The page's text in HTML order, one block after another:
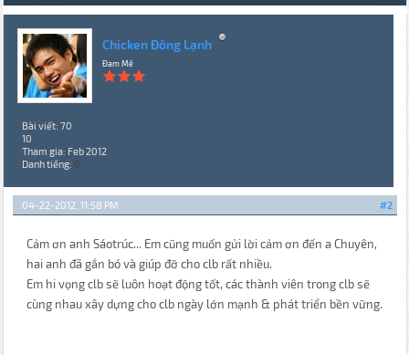
Chicken Đông Lạnh
Đam Mê
Bài viết: 70
10
Tham gia: Feb 2012
Danh tiếng: 0
#2
04-22-2012, 11:58 PM
Cảm ơn anh Sáotrúc... Em cũng muốn gửi lời cảm ơn đến a Chuyên,
hai anh đã gắn bó và giúp đỡ cho clb rất nhiều.
Em hi vọng clb sẽ luôn hoạt động tốt, các thành viên trong clb sẽ
cùng nhau xây dựng cho clb ngày lớn mạnh & phát triển bền vững.